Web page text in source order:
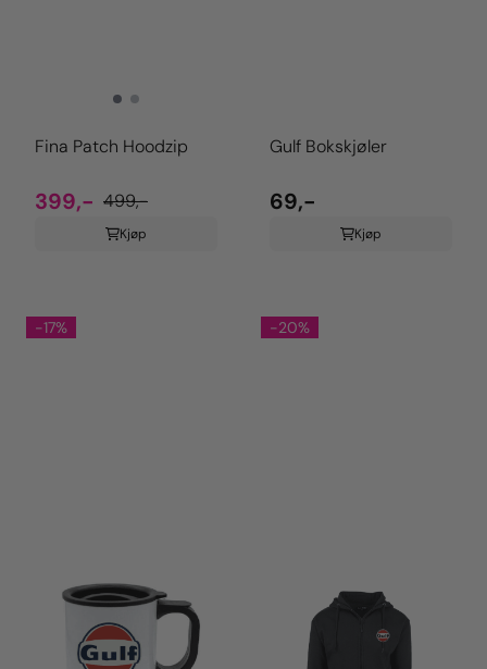
Fina Patch Hoodzip
399,- 499,-
Kjøp
Gulf Bokskjøler
69,-
Kjøp
-17% -20%